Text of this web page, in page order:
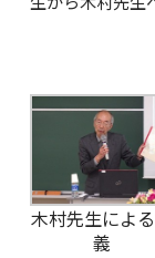
木村先生によ
義